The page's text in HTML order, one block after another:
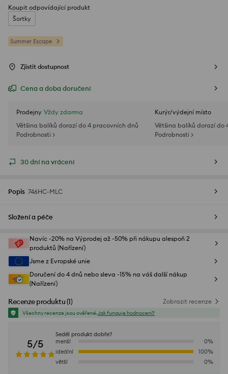
Koupit odpovídající produkt
Šortky
Summer Escape
Zjistit dostupnost
Cena a doba doručení
Prodejny Vždy zdarma
Většina balíků dorazí do 4 pracovních dnů
Podrobnosti >
Kurýr/výdejní místo
Většina balíků dorazí do
Podrobnosti >
30 dní na vrácení
Popis 746HC-MLC
Složení a péče
Navíc -20% na Výprodej až -50% při nákupu alespoň 2
produktů (Nařízení)
Jsme z Evropské unie
Doručení do 4 dnů nebo sleva -15% na váš další nákup
(Nařízení)
Recenze produktu(1) Zobrazit recenze
Všechny recenze jsou ověřené.Jak funguje hodnocení?
5/5
Seděl produkt dobře?
menší
0%
ideální
100%
větší
0%